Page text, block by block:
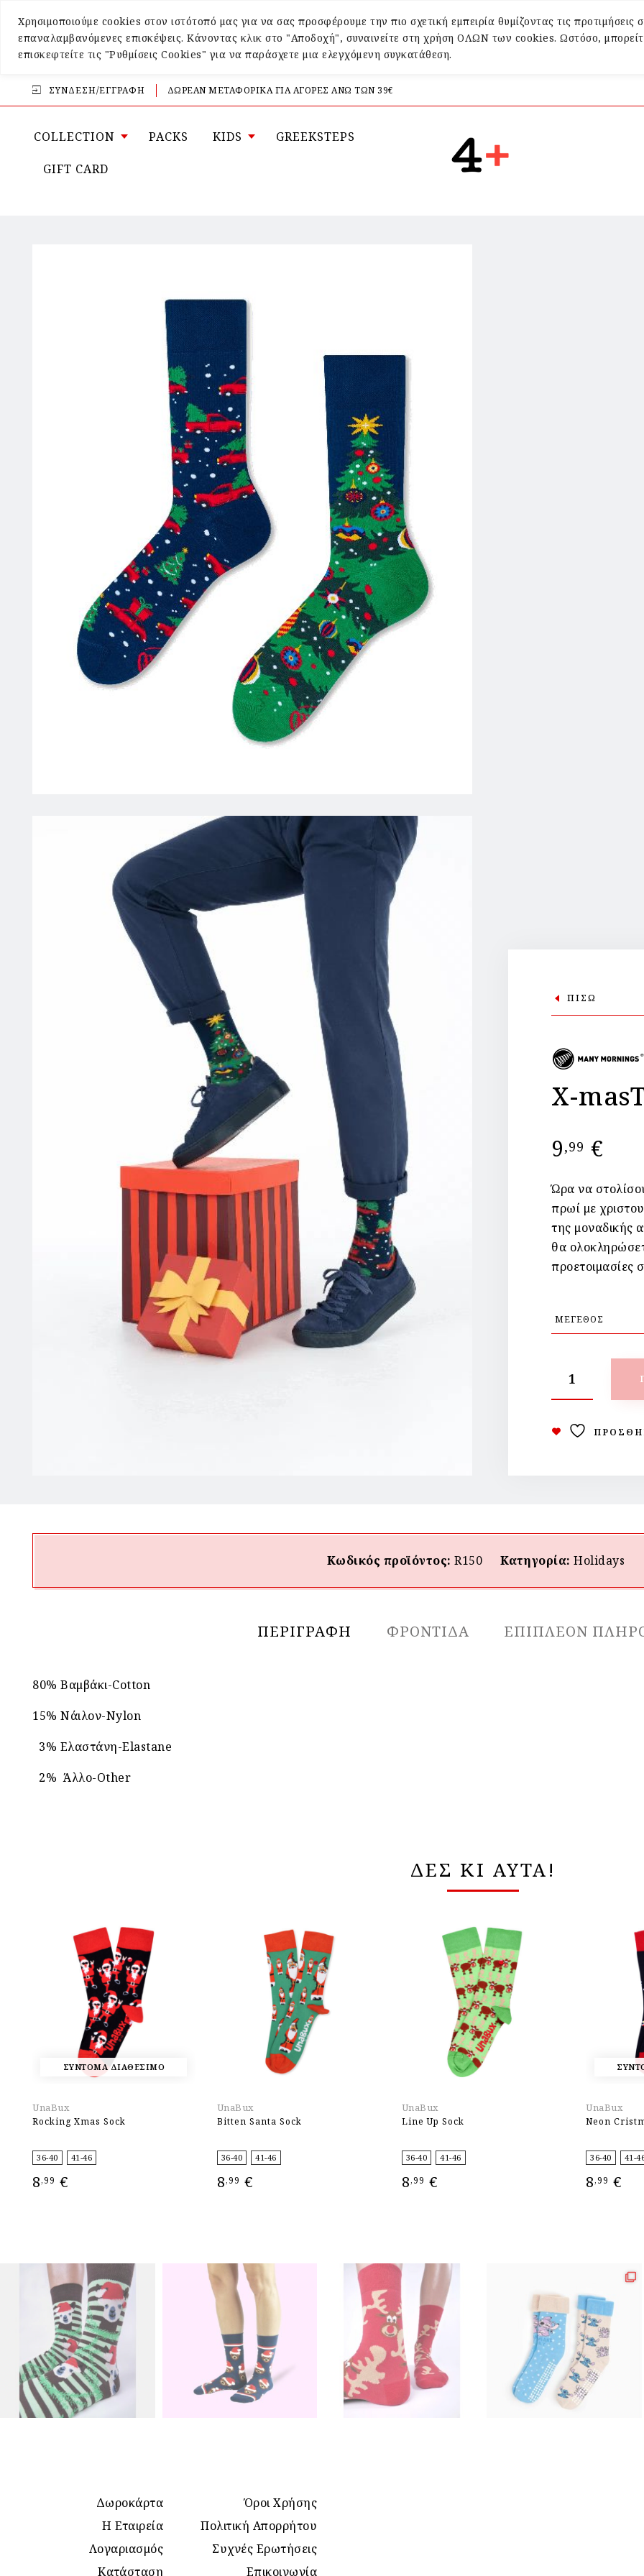
Χρησιμοποιούμε cookies στον ιστότοπό μας για να σας προσφέρουμε την πιο σχετική εμπειρία θυμίζοντας τις προτιμήσεις
επαναλαμβανόμενες επισκέψεις. Κάνοντας κλικ στο "Αποδοχή", συναινείτε στη χρήση ΟΛΩΝ των cookies. Ωστόσο,
επισκεφτείτε τις "Ρυθμίσεις Cookies" για να παράσχετε μια ελεγχόμενη συγκατάθεση.
ΣΎΝΔΕΣΗ/ΕΓΓΡΑΦΉ ΔΩΡΕΑΝ ΜΕΤΑΦΟΡΙΚΑ ΓΙΑ ΑΓΟΡΕΣ ΑΝΩ ΤΩΝ 39€
COLLECTION PACKS KIDS GREEKSTEPS
GIFT CARD
ΠΙΣΩ
X-
9,99 €
Ώρα να
πρωί με
της μοναδικής
θα
προετοιμασίες
Κωδικός προϊόντος:R150 Κατηγορία:Holidays
ΠΕΡΙΓΡΑΦΉ ΦΡΟΝΤΙΔΑ ΕΠΙΠΛΈΟΝ
80% Βαμβάκι-Cotton
15% Νάιλον-Nylon
3% Ελαστάνη-Elastane
2% Άλλο-Other
ΔΕΣ ΚΙ ΑΥΤΑ!
ΣΥΝΤΟΜΑ ΔΙΑΘΕΣΙΜΟ
UnaBux
Rocking Xmas Sock
36-40 41-46
8,99 €
UnaBux
Bitten Santa Sock
36-40 41-46
8,99 €
UnaBux
Line Up Sock
36-40 41-46
8,99 €
UnaBux
Neon
36-40 41-
8,99 €
Δωροκάρτα
Η Εταιρεία
Λογαριασμός
Κατάσταση
Όροι Χρήσης
Πολιτική Απορρήτου
Συχνές Ερωτήσεις
Επικοινωνία